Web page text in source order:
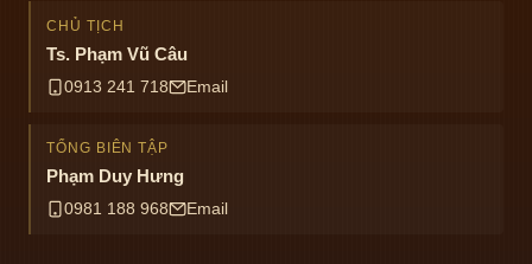
CHỦ TỊCH
Ts. Phạm Vũ Câu
0913 241 718 Email
TỔNG BIÊN TẬP
Phạm Duy Hưng
0981 188 968 Email